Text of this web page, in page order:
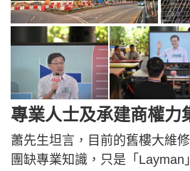
專業人士及承建商權力
蕭先生坦言，目前的舊樓大維
團缺專業知識，只是「Layman